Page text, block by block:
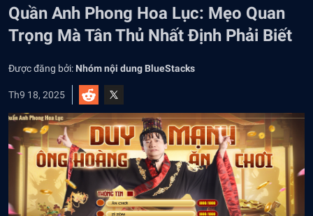
Quần Anh Phong Hoa Lục: Mẹo Quan
Trọng Mà Tân Thủ Nhất Định Phải Biết
Được đăng bởi: Nhóm nội dung BlueStacks
Th9 18, 2025